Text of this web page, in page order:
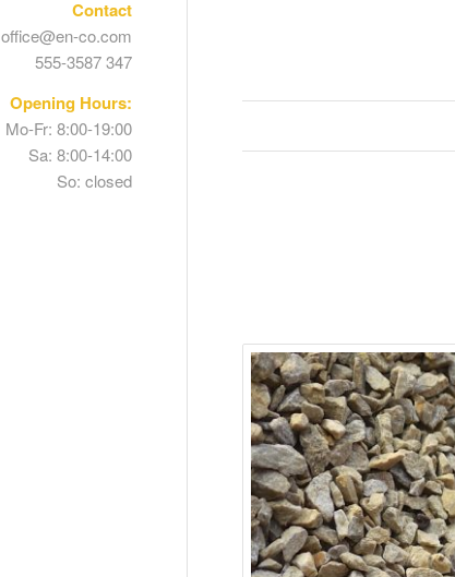
Contact
office@en-co.com
555-3587 347
Opening Hours:
Mo-Fr: 8:00-19:00
Sa: 8:00-14:00
So: closed